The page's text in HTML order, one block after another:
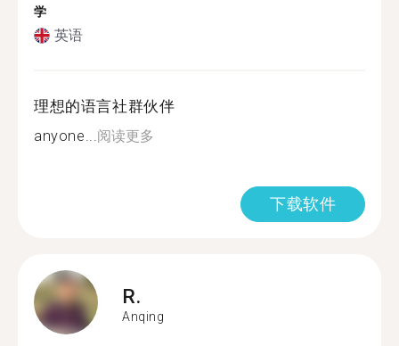
学
英语
理想的语言社群伙伴
anyone...阅读更多
下载软件
R.
Anqing